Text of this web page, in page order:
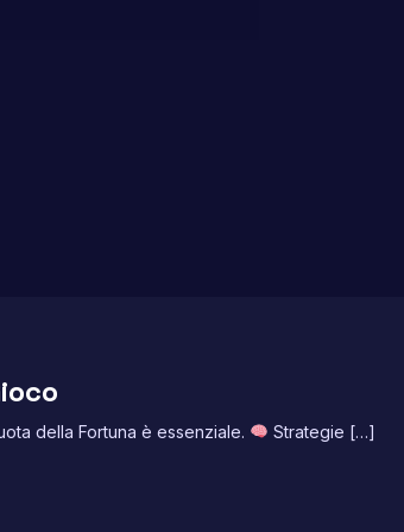
della Fortuna è essenziale. Strategie […]